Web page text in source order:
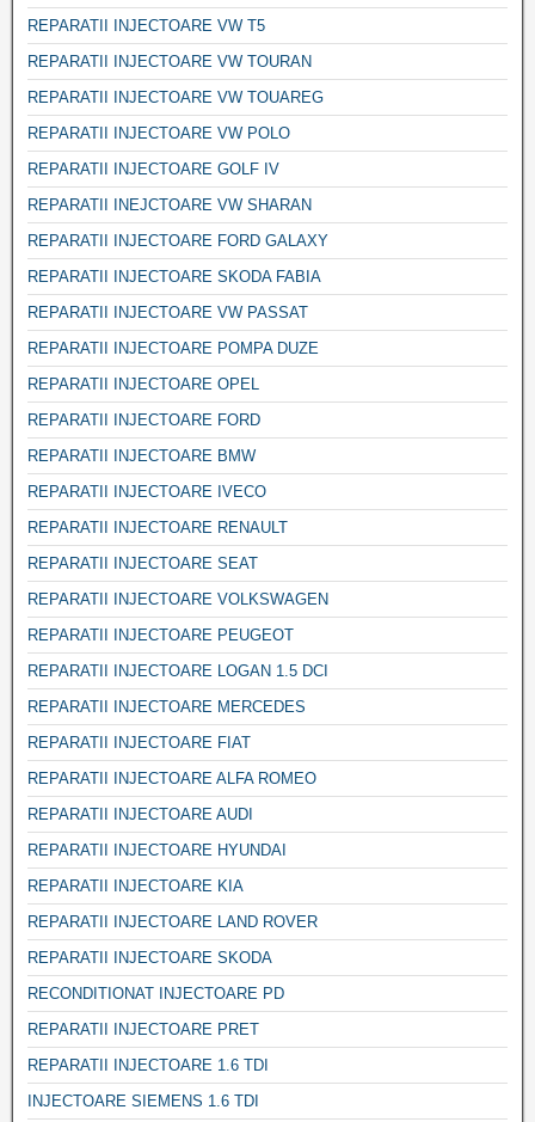
REPARATII INJECTOARE VW T5
REPARATII INJECTOARE VW TOURAN
REPARATII INJECTOARE VW TOUAREG
REPARATII INJECTOARE VW POLO
REPARATII INJECTOARE GOLF IV
REPARATII INEJCTOARE VW SHARAN
REPARATII INJECTOARE FORD GALAXY
REPARATII INJECTOARE SKODA FABIA
REPARATII INJECTOARE VW PASSAT
REPARATII INJECTOARE POMPA DUZE
REPARATII INJECTOARE OPEL
REPARATII INJECTOARE FORD
REPARATII INJECTOARE BMW
REPARATII INJECTOARE IVECO
REPARATII INJECTOARE RENAULT
REPARATII INJECTOARE SEAT
REPARATII INJECTOARE VOLKSWAGEN
REPARATII INJECTOARE PEUGEOT
REPARATII INJECTOARE LOGAN 1.5 DCI
REPARATII INJECTOARE MERCEDES
REPARATII INJECTOARE FIAT
REPARATII INJECTOARE ALFA ROMEO
REPARATII INJECTOARE AUDI
REPARATII INJECTOARE HYUNDAI
REPARATII INJECTOARE KIA
REPARATII INJECTOARE LAND ROVER
REPARATII INJECTOARE SKODA
RECONDITIONAT INJECTOARE PD
REPARATII INJECTOARE PRET
REPARATII INJECTOARE 1.6 TDI
INJECTOARE SIEMENS 1.6 TDI